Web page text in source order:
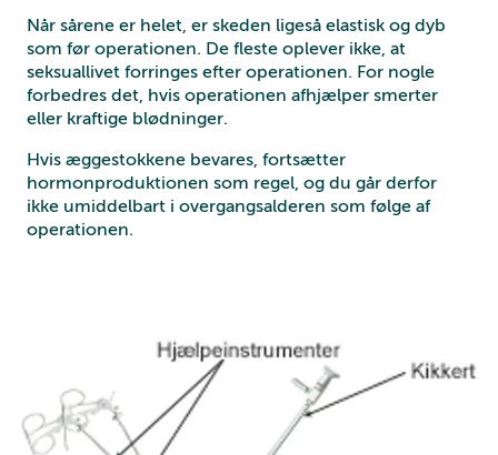
Når sårene er helet, er skeden ligeså elastisk og dyb
som før operationen. De fleste oplever ikke, at
seksuallivet forringes efter operationen. For nogle
forbedres det, hvis operationen afhjælper smerter
eller kraftige blødninger.
Hvis æggestokkene bevares, fortsætter
hormonproduktionen som regel, og du går derfor
ikke umiddelbart i overgangsalderen som følge af
operationen.